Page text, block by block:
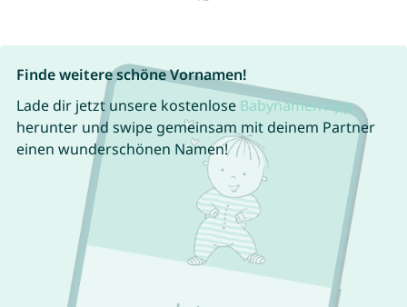
Finde weitere schöne Vornamen!
Lade dir jetzt unsere kostenlose Babynamen App
herunter und swipe gemeinsam mit deinem Partner
einen wunderschönen Namen!